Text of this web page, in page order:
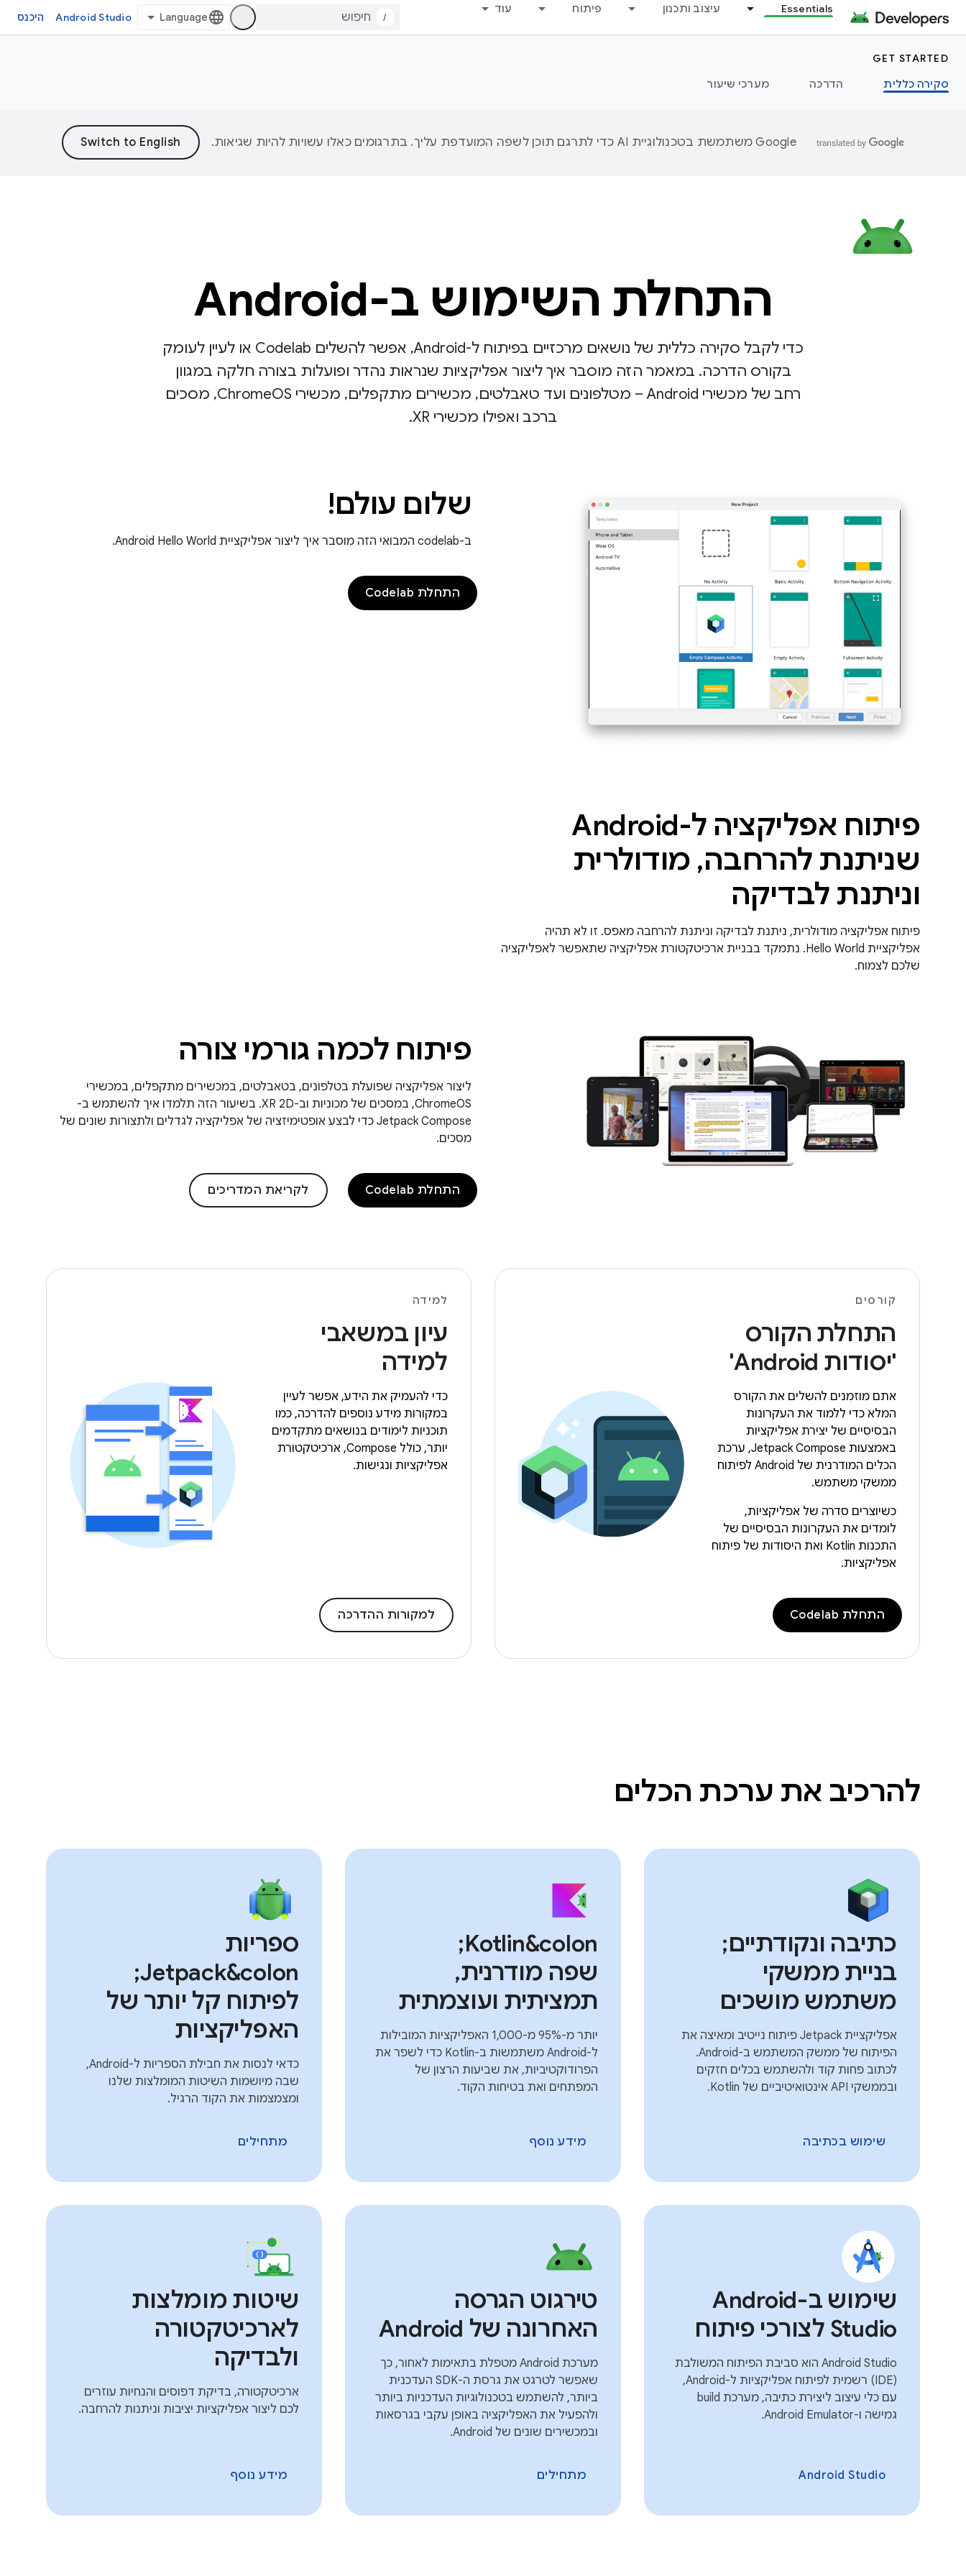
Essentials עיצוב ותכנון פיתוח עוד
/
Android Studio היכנס
GET STARTED
סקירה כללית
הדרכה מערכי שיעור
‫Google משתמשת בטכנולוגיית AI כדי לתרגם תוכן לשפה המועדפת עליך. בתרגומים כאלו עשויות להיות שגיאות.
התחלת השימוש ב-Android
כדי לקבל סקירה כללית של נושאים מרכזיים בפיתוח ל-Android, אפשר להשלים Codelab או לעיין לעומק
בקורס הדרכה. במאמר הזה מוסבר איך ליצור אפליקציות שנראות נהדר ופועלות בצורה חלקה במגוון
רחב של מכשירי Android – מטלפונים ועד טאבלטים, מכשירים מתקפלים, מכשירי ChromeOS, מסכים
ברכב ואפילו מכשירי XR.
שלום עולם!
ב-codelab המבואי הזה מוסבר איך ליצור אפליקציית Android Hello World.
התחלת Codelab
פיתוח אפליקציה ל-Android
שניתנת להרחבה, מודולרית
וניתנת לבדיקה
פיתוח אפליקציה מודולרית, ניתנת לבדיקה וניתנת להרחבה מאפס. זו לא תהיה
אפליקציית Hello World. נתמקד בבניית ארכיטקטורת אפליקציה שתאפשר לאפליקציה
שלכם לצמוח.
פיתוח לכמה גורמי צורה
ליצור אפליקציה שפועלת בטלפונים, בטאבלטים, במכשירים מתקפלים, במכשירי
ChromeOS, במסכים של מכוניות וב-XR 2D. בשיעור הזה תלמדו איך להשתמש ב-
Jetpack Compose כדי לבצע אופטימיזציה של אפליקציה לגדלים ולתצורות שונים של
מסכים.
התחלת Codelab לקריאת המדריכים
קורסים
התחלת הקורס
'יסודות Android'
אתם מוזמנים להשלים את הקורס
המלא כדי ללמוד את העקרונות
הבסיסיים של יצירת אפליקציות
באמצעות Jetpack Compose, ערכת
הכלים המודרנית של Android לפיתוח
ממשקי משתמש.
כשיוצרים סדרה של אפליקציות,
לומדים את העקרונות הבסיסיים של
התכנות Kotlin ואת היסודות של פיתוח
אפליקציות.
התחלת Codelab
למידה
עיון במשאבי
למידה
כדי להעמיק את הידע, אפשר לעיין
במקורות מידע נוספים להדרכה, כמו
תוכניות לימודים בנושאים מתקדמים
יותר, כולל Compose, ארכיטקטורת
אפליקציות ונגישות.
למקורות ההדרכה
להרכיב את ערכת הכלים
כתיבה ונקודתיים;
בניית ממשקי
משתמש מושכים
אפליקציית Jetpack פיתוח נייטיב ומאיצה את
הפיתוח של ממשק המשתמש ב-Android.
לכתוב פחות קוד ולהשתמש בכלים חזקים
ובממשקי API אינטואיטיביים של Kotlin.
שימוש בכתיבה
Kotlin&colon;
שפה מודרנית,
תמציתית ועוצמתית
יותר מ-95% מ-1,000 האפליקציות המובילות
ל-Android משתמשות ב-Kotlin כדי לשפר את
הפרודוקטיביות, את שביעות הרצון של
המפתחים ואת בטיחות הקוד.
מידע נוסף
ספריות
Jetpack&colon;
לפיתוח קל יותר של
האפליקציות
כדאי לנסות את חבילת הספריות ל-Android,
שבה מיושמות השיטות המומלצות שלנו
ומצמצמות את הקוד הרגיל.
מתחילים
שימוש ב-Android
Studio לצורכי פיתוח
Android Studio הוא סביבת הפיתוח המשולבת
(IDE) רשמית לפיתוח אפליקציות ל-Android,
עם כלי עיצוב ליצירת כתיבה, מערכת build
גמישה ו-Android Emulator.
Android Studio
טירגוט הגרסה
האחרונה של Android
מערכת Android מטפלת בתאימות לאחור, כך
שאפשר לטרגט את גרסת ה-SDK העדכנית
ביותר, להשתמש בטכנולוגיות העדכניות ביותר
ולהפעיל את האפליקציה באופן עקבי בגרסאות
ובמכשירים שונים של Android.
מתחילים
שיטות מומלצות
לארכיטקטורה
ולבדיקה
ארכיטקטורה, בדיקת דפוסים והנחיות עוזרים
לכם ליצור אפליקציות יציבות וניתנות להרחבה.
מידע נוסף